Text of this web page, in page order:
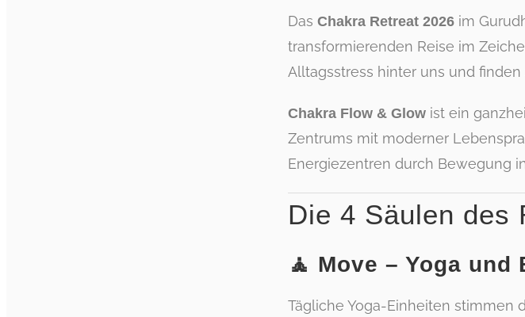
DasChakra Retreat 2026 im
transformierenden Reise im
Alltagsstress hinter uns und
Chakra Flow & Glow ist ein
Zentrums mit moderner
Energiezentren durch Bewegung
Die 4 Säulen des
🧘 Move – Yoga
Tägliche Yoga-Einheiten stimmen